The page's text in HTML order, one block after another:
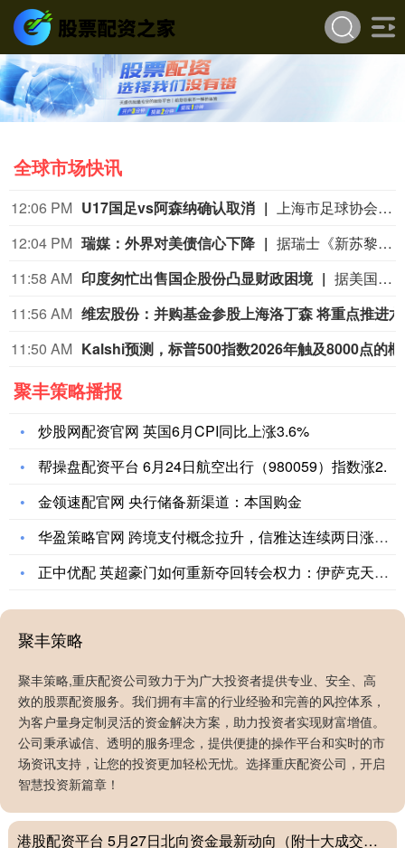
全球市场快讯
12:06 PM U17国足vs阿森纳确认取消
上海市足球协会8月9日中午在微信公众号上发布公告，2026上海明日之星冠军杯男子组决赛取消。决赛对阵为中国男足U17对阵阿森纳U17，受台风影响，本场比赛现已确定取消，不延期进行。
12:04 PM 瑞媒：外界对美债信心下降
据瑞士《新苏黎世报》网站8月5日报道，截至2025年底，美国未偿国债规模达30.7万亿美元，相当于美国国内生产总值的95%左右。政府总债务甚至更高，占国内生产总值比例超过120%，但其中一部分并未在市场上流通，而是由美国联邦储备委员会（美联储）等机构持有。（参考消息）
11:58 AM 印度匆忙出售国企股份凸显财政困境
据美国消费者新闻与商业频道网站8月5日报道，印度政府今年一直急于出售其在国有企业的股份。到目前为止，该国已经减持了10家国有企业的股份，今年共筹集资金超过6200亿卢比（约合65亿美元）。当通胀压力和财政限制可能抑制政府支出时，印度很难保住全球增长最快的大型经济体的地位。报道称，但印度不能失去其经济增长优势，因为它正在争夺全球投资者的注意力。这些投资者已经把印度放在了次要位置，因为他们专注于人工智能驱动的业务，而这正是这个南亚国家的经济增长故事所缺失的。（参考消息）
11:56 AM
11:50 AM
聚丰策略播报
炒股网配资官网 英国6月CPI同比上涨3.6%
帮操盘配资平台 6月24日航空出行（980059）指数涨2.
金领速配官网 央行储备新渠道：本国购金
华盈策略官网 跨境支付概念拉升，信雅达连续两日涨停，华峰超纤
正中优配 英超豪门如何重新夺回转会权力：伊萨克天价转会利物浦
聚丰策略
聚丰策略,重庆配资公司致力于为广大投资者提供专业、安全、高
效的股票配资服务。我们拥有丰富的行业经验和完善的风控体系，
为客户量身定制灵活的资金解决方案，助力投资者实现财富增值。
公司秉承诚信、透明的服务理念，提供便捷的操作平台和实时的市
场资讯支持，让您的投资更加轻松无忧。选择重庆配资公司，开启
智慧投资新篇章！
量化策略官网 境外广告投放
港股配资平台 5月27日北向资金最新动向（附十大成交股）